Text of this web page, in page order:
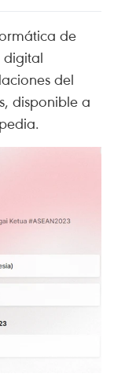
de
digital
del
disponible a